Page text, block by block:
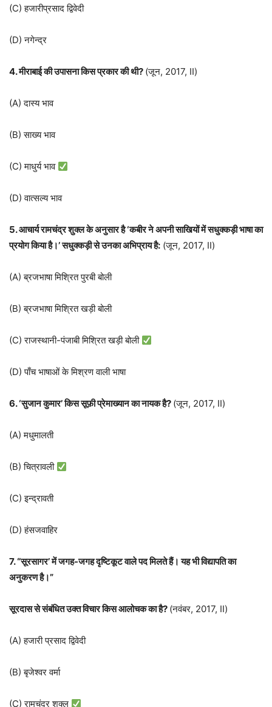
(C) हजारीप्रसाद द्विवेदी
(D) नगेन्द्र
4. मीराबाई की उपासना किस प्रकार की थी? (जून, 2017, II)
(A) दास्य भाव
(B) साख्य भाव
(C) माधुर्य भाव
(D) वात्सल्य भाव
5. आचार्य रामचंद्र शुक्ल के अनुसार है ‘कबीर ने अपनी साखियों में सधुक्कड़ी भाषा का
प्रयोग किया है।’ सधुक्कड़ी से उनका अभिप्राय है: (जून, 2017, II)
(A) ब्रजभाषा मिश्रित पुरबी बोली
(B) ब्रजभाषा मिश्रित खड़ी बोली
(C) राजस्थानी-पंजाबी मिश्रित खड़ी बोली
(D) पाँच भाषाओं के मिश्रण वाली भाषा
6. ‘सुजान कुमार’ किस सूफ़ी प्रेमाख्यान का नायक है? (जून, 2017, II)
(A) मधुमालती
(B) चित्रावली
(C) इन्द्रावती
(D) हंसजवाहिर
7. “सूरसागर’ में जगह-जगह दृष्टिकूट वाले पद मिलते हैं। यह भी विद्यापति का
अनुकरण है।”
सूरदास से संबंधित उक्त विचार किस आलोचक का है? (नवंबर, 2017, II)
(A) हजारी प्रसाद द्विवेदी
(B) बृजेश्वर वर्मा
(C) रामचंद्र शुक्ल